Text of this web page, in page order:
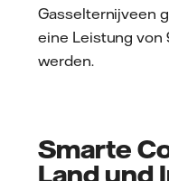
Gasselternijveen
eine Leistung
werden.
Smarte
Land und